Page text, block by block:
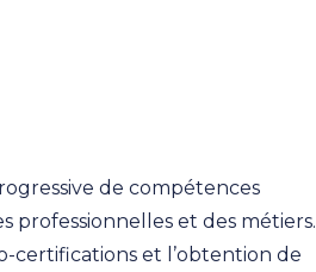
de compétences
et des métiers.
certifications et l’obtention de